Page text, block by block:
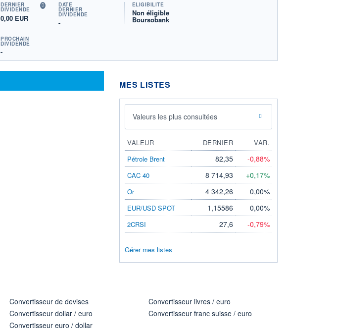
DERNIER
DIVIDENDE
0,00 EUR
DATE
DERNIER
DIVIDENDE
-
PROCHAIN
DIVIDENDE
-
ÉLIGIBILITÉ
Non éligible
Boursobank
MES LISTES
Valeurs les plus consultées
VALEUR DERNIER
VAR.
Pétrole Brent
82,35 -0,88%
CAC 40 8 714,93 +0,17%
Or 4 342,26 0,00%
EUR/USD SPOT 1,15586 0,00%
2CRSI 27,6 -0,79%
Gérer mes listes
Convertisseur de devises
Convertisseur dollar / euro
Convertisseur euro / dollar
Convertisseur livres / euro
Convertisseur franc suisse / euro